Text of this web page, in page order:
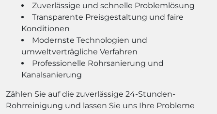
Zuverlässige und schnelle Problemlösung
Transparente Preisgestaltung und faire
Konditionen
Modernste Technologien und
umweltverträgliche Verfahren
Professionelle Rohrsanierung und
Kanalsanierung
Zählen Sie auf die zuverlässige 24-Stunden-
Rohrreinigung und lassen Sie uns Ihre Probleme